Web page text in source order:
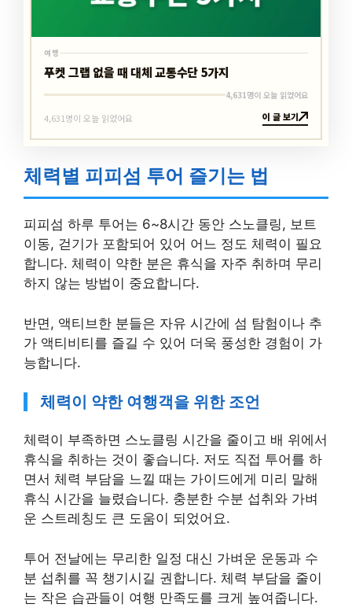
여행
푸켓 그랩 없을 때 대체 교통수단 5가지
4,631명이 오늘 읽었어요
4,631명이 오늘 읽었어요 이 글 보기
체력별 피피섬 투어 즐기는 법
피피섬 하루 투어는 6~8시간 동안 스노클링, 보트
이동, 걷기가 포함되어 있어 어느 정도 체력이 필요
합니다. 체력이 약한 분은 휴식을 자주 취하며 무리
하지 않는 방법이 중요합니다.
반면, 액티브한 분들은 자유 시간에 섬 탐험이나 추
가 액티비티를 즐길 수 있어 더욱 풍성한 경험이 가
능합니다.
체력이 약한 여행객을 위한 조언
체력이 부족하면 스노클링 시간을 줄이고 배 위에서
휴식을 취하는 것이 좋습니다. 저도 직접 투어를 하
면서 체력 부담을 느낄 때는 가이드에게 미리 말해
휴식 시간을 늘렸습니다. 충분한 수분 섭취와 가벼
운 스트레칭도 큰 도움이 되었어요.
투어 전날에는 무리한 일정 대신 가벼운 운동과 수
분 섭취를 꼭 챙기시길 권합니다. 체력 부담을 줄이
는 작은 습관들이 여행 만족도를 크게 높여줍니다.